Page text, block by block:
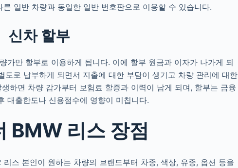
일반 차량과 동일한 일반 번호판으로 이용할 수 있습니다.
신차 할부
가만 할부로 이용하게 됩니다. 이에 할부 원금과 이자가 나가게 되
도로 납부하게 되면서 지출에 대한 부담이 생기고 차량 관리에 대한
하면 차량 감가부터 보험료 할증과 이력이 남게 되며, 할부는 금융
대출한도나 신용점수에 영향이 미칩니다.
BMW 리스 장점
리스 본인이 원하는 차량의 브랜드부터 차종, 색상, 유종, 옵션 등을